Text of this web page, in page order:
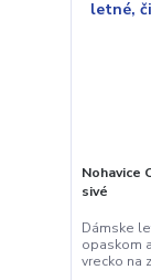
Nohavice
sivé
Dámske
opaskom
vrecko na